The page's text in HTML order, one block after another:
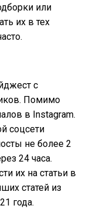
или
их в тех
с
Помимо
в Instagram.
соцсети
не более 2
24 часа.
их на статьи в
статей из
года.